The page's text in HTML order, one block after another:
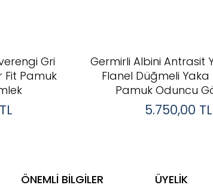
Gri
Fit Pamuk
TL
Germirli Albini Antrasit
Flanel Düğmeli Yaka
Pamuk Oduncu
5.750,00 TL
ÖNEMLİ BİLGİLER ÜYELİK